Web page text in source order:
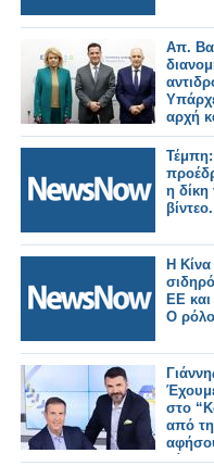
Απ.
αρχή
η δίκη
βίντεο.
Η
ΕΕ
Ο
στο
από